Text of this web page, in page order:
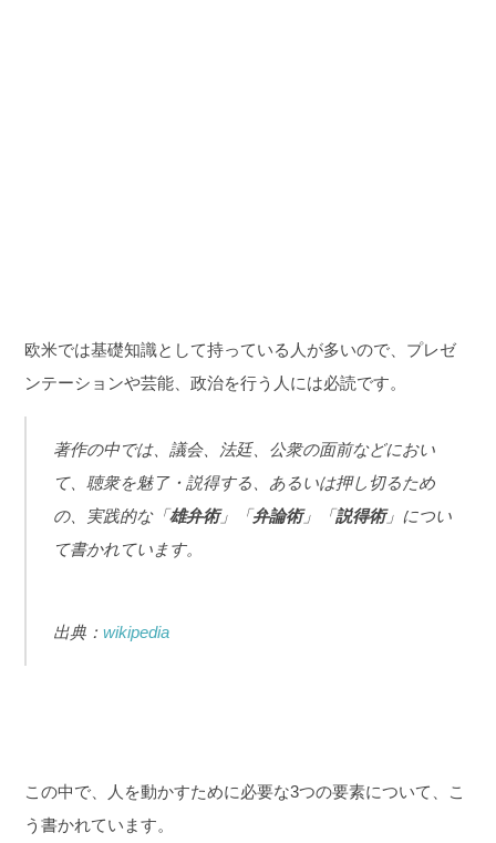
欧米では基礎知識として持っている人が多いので、プレゼ
ンテーションや芸能、政治を行う人には必読です。
著作の中では、議会、法廷、公衆の面前などにおい
て、聴衆を魅了・説得する、あるいは押し切るため
の、実践的な「雄弁術」「弁論術」「説得術」につい
て書かれています。
出典：wikipedia
この中で、人を動かすために必要な3つの要素について、こ
う書かれています。